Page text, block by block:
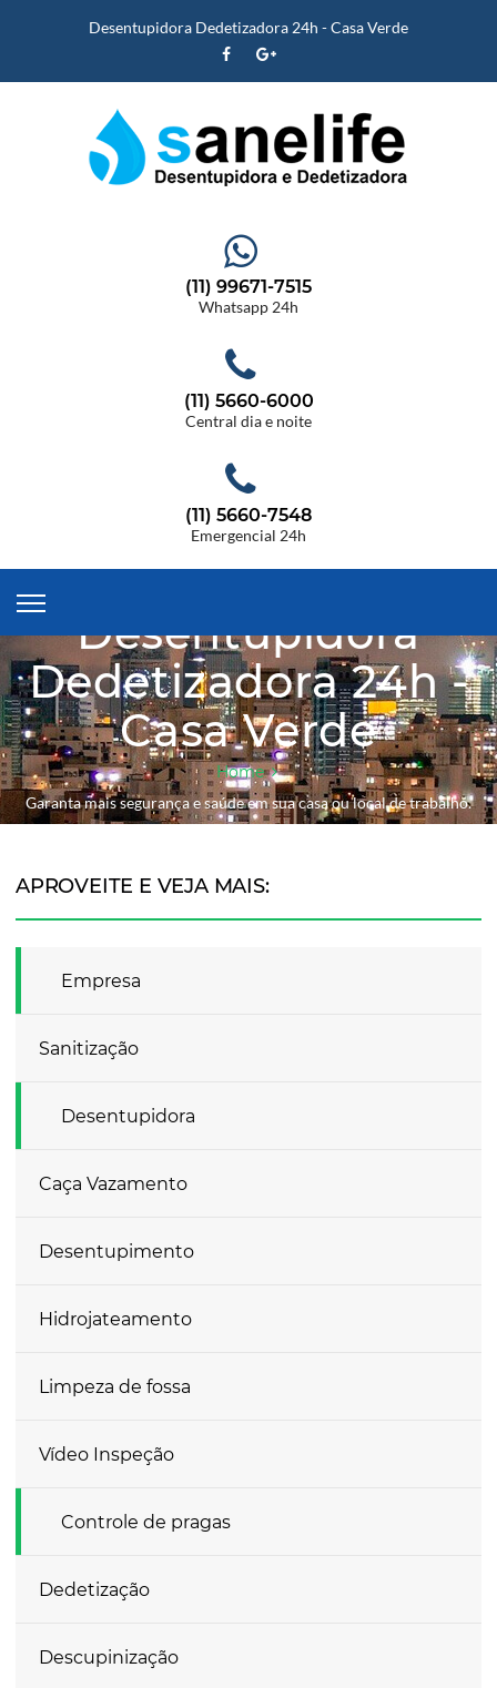
Desentupidora Dedetizadora 24h - Casa Verde
(11) 99671-7515
Whatsapp 24h
(11) 5660-6000
Central dia e noite
(11) 5660-7548
Emergencial 24h
Desentupidora
Dedetizadora 24h -
Casa Verde
Home
Garanta mais segurança e saúde em sua casa ou local de trabalho.
APROVEITE E VEJA MAIS:
Empresa
Sanitização
Desentupidora
Caça Vazamento
Desentupimento
Hidrojateamento
Limpeza de fossa
Vídeo Inspeção
Controle de pragas
Dedetização
Descupinização